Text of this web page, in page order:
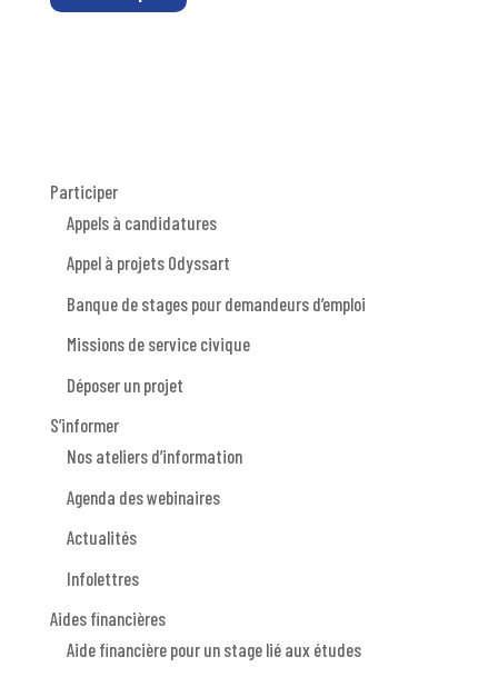
Participer
Appels à candidatures
Appel à projets Odyssart
Banque de stages pour demandeurs d’emploi
Missions de service civique
Déposer un projet
S’informer
Nos ateliers d’information
Agenda des webinaires
Actualités
Infolettres
Aides financières
Aide financière pour un stage lié aux études